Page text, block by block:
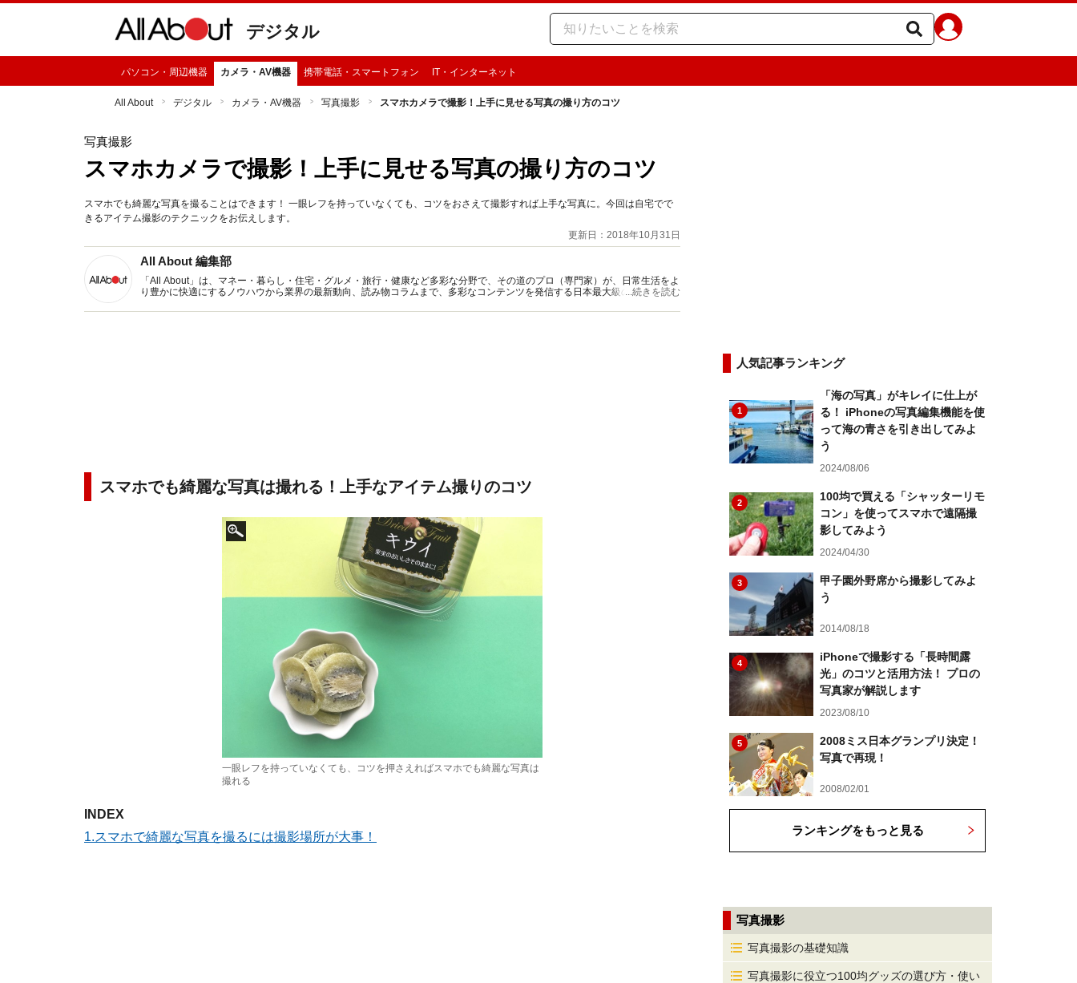
デジタル
パソコン・周辺機器 カメラ・AV機器 携帯電話・スマートフォン IT・インターネット
All About デジタル カメラ・AV機器 写真撮影 スマホカメラで撮影！上手に見せる写真の撮り方のコツ
写真撮影
スマホカメラで撮影！上手に見せる写真の撮り方のコツ
スマホでも綺麗な写真を撮ることはできます！ 一眼レフを持っていなくても、コツをおさえて撮影すれば上手な写真に。今回は自宅でで
きるアイテム撮影のテクニックをお伝えします。
更新日：2018年10月31日
All About 編集部
「All About」は、マネー・暮らし・住宅・グルメ・旅行・健康など多彩な分野で、その道のプロ（専門家）が、日常生活をよ
り豊かに快適にするノウハウから業界の最新動向、読み物コラムまで、多彩なコンテンツを発信する日本最大級の総合情報サ
...続きを読む
スマホでも綺麗な写真は撮れる！上手なアイテム撮りのコツ
一眼レフを持っていなくても、コツを押さえればスマホでも綺麗な写真は
撮れる
INDEX
1.スマホで綺麗な写真を撮るには撮影場所が大事！
人気記事ランキング
1
「海の写真」がキレイに仕上が
る！ iPhoneの写真編集機能を使
って海の青さを引き出してみよ
う
2024/08/06
2
100均で買える「シャッターリモ
コン」を使ってスマホで遠隔撮
影してみよう
2024/04/30
3
甲子園外野席から撮影してみよ
う
2014/08/18
4
iPhoneで撮影する「長時間露
光」のコツと活用方法！ プロの
写真家が解説します
2023/08/10
5
2008ミス日本グランプリ決定！
写真で再現！
2008/02/01
ランキングをもっと見る
写真撮影
写真撮影の基礎知識
写真撮影に役立つ100均グッズの選び方・使い